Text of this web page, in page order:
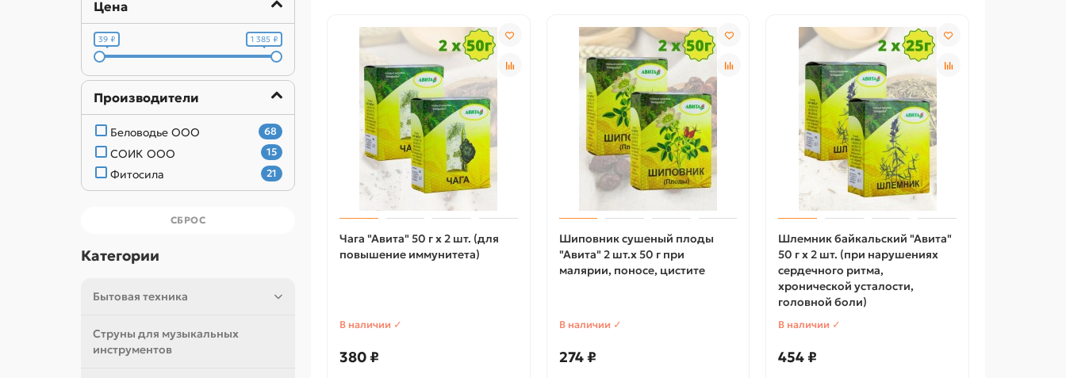
Цена
39 ₽ 1 385 ₽
Производители
Беловодье ООО 68
СОИК ООО 15
Фитосила 21
СБРОС
Категории
Бытовая техника
Струны для музыкальных
инструментов
Чага "Авита" 50 г х 2 шт. (для
повышение иммунитета)
В наличии ✓
380 ₽
Шиповник сушеный плоды
"Авита" 2 шт.x 50 г при
малярии, поносе, цистите
В наличии ✓
274 ₽
Шлемник байкальский "Авита"
50 г х 2 шт. (при нарушениях
сердечного ритма,
хронической усталости,
головной боли)
В наличии ✓
454 ₽